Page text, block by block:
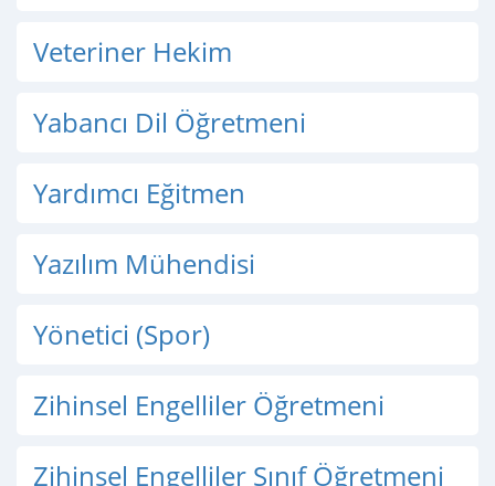
Veteriner Hekim
Yabancı Dil Öğretmeni
Yardımcı Eğitmen
Yazılım Mühendisi
Yönetici (Spor)
Zihinsel Engelliler Öğretmeni
Zihinsel Engelliler Sınıf Öğretmeni